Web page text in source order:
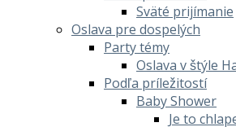
Sväté prijímanie
Oslava pre dospelých
Party témy
Oslava v štýle
Podľa príležitostí
Baby Shower
Je to